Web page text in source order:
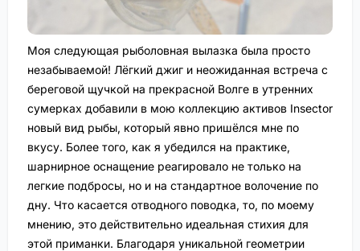
Моя следующая рыболовная вылазка была просто
незабываемой! Лёгкий джиг и неожиданная встреча с
береговой щучкой на прекрасной Волге в утренних
сумерках добавили в мою коллекцию активов Insector
новый вид рыбы, который явно пришёлся мне по
вкусу. Более того, как я убедился на практике,
шарнирное оснащение реагировало не только на
легкие подбросы, но и на стандартное волочение по
дну. Что касается отводного поводка, то, по моему
мнению, это действительно идеальная стихия для
этой приманки. Благодаря уникальной геометрии